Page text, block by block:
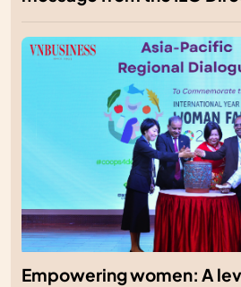
Empowering women: A